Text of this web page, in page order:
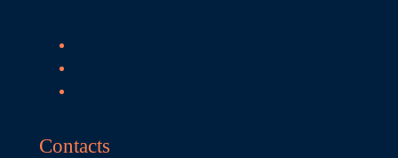
Contacts